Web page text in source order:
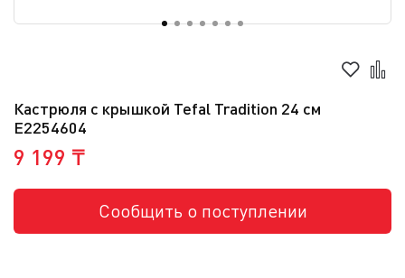
Кастрюля с крышкой Tefal Tradition 24 см
E2254604
9 199 ₸
Сообщить о поступлении